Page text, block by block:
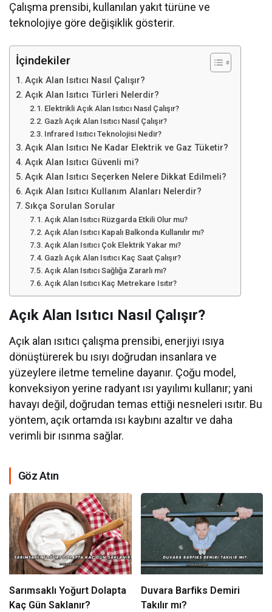
Çalışma prensibi, kullanılan yakıt türüne ve
teknolojiye göre değişiklik gösterir.
İçindekiler
Açık Alan Isıtıcı Nasıl Çalışır?
Açık Alan Isıtıcı Türleri Nelerdir?
Elektrikli Açık Alan Isıtıcı Nasıl Çalışır?
Gazlı Açık Alan Isıtıcı Nasıl Çalışır?
Infrared Isıtıcı Teknolojisi Nedir?
Açık Alan Isıtıcı Ne Kadar Elektrik ve Gaz Tüketir?
Açık Alan Isıtıcı Güvenli mi?
Açık Alan Isıtıcı Seçerken Nelere Dikkat Edilmeli?
Açık Alan Isıtıcı Kullanım Alanları Nelerdir?
Sıkça Sorulan Sorular
Açık Alan Isıtıcı Rüzgarda Etkili Olur mu?
Açık Alan Isıtıcı Kapalı Balkonda Kullanılır mı?
Açık Alan Isıtıcı Çok Elektrik Yakar mı?
Gazlı Açık Alan Isıtıcı Kaç Saat Çalışır?
Açık Alan Isıtıcı Sağlığa Zararlı mı?
Açık Alan Isıtıcı Kaç Metrekare Isıtır?
Açık Alan Isıtıcı Nasıl Çalışır?
Açık alan ısıtıcı çalışma prensibi, enerjiyi ısıya
dönüştürerek bu ısıyı doğrudan insanlara ve
yüzeylere iletme temeline dayanır. Çoğu model,
konveksiyon yerine radyant ısı yayılımı kullanır; yani
havayı değil, doğrudan temas ettiği nesneleri ısıtır. Bu
yöntem, açık ortamda ısı kaybını azaltır ve daha
verimli bir ısınma sağlar.
Göz Atın
Sarımsaklı Yoğurt Dolapta
Kaç Gün Saklanır?
Duvara Barfiks Demiri
Takılır mı?